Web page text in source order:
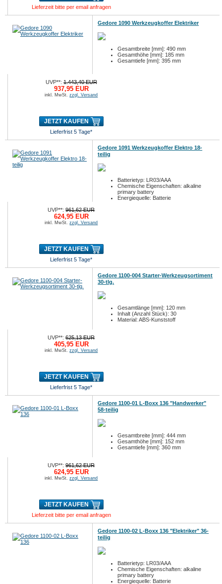
Lieferzeit bitte per email anfragen
Gedore 1090 Werkzeugkoffer Elektriker
Gesamtbreite [mm]: 490 mm
Gesamthöhe [mm]: 185 mm
Gesamtiefe [mm]: 395 mm
UVP**:1.443,40 EUR
937,95 EUR
inkl. MwSt.zzgl. Versand
JETZT KAUFEN
Lieferfrist 5 Tage*
Gedore 1091 Werkzeugkoffer Elektro 18-
teilig
Batterietyp: LR03/AAA
Chemische Eigenschaften: alkaline
primary battery
Energiequelle: Batterie
UVP**:961,62 EUR
624,95 EUR
inkl. MwSt.zzgl. Versand
JETZT KAUFEN
Lieferfrist 5 Tage*
Gedore 1100-004 Starter-Werkzeugsortiment
30-tlg.
Gesamtlänge [mm]: 120 mm
Inhalt (Anzahl Stück): 30
Material: ABS-Kunststoff
UVP**:625,13 EUR
405,95 EUR
inkl. MwSt.zzgl. Versand
JETZT KAUFEN
Lieferfrist 5 Tage*
Gedore 1100-01 L-Boxx 136 "Handwerker"
58-teilig
Gesamtbreite [mm]: 444 mm
Gesamthöhe [mm]: 152 mm
Gesamtiefe [mm]: 360 mm
UVP**:961,62 EUR
624,95 EUR
inkl. MwSt.zzgl. Versand
JETZT KAUFEN
Lieferzeit bitte per email anfragen
Gedore 1100-02 L-Boxx 136 "Elektriker" 36-
teilig
Batterietyp: LR03/AAA
Chemische Eigenschaften: alkaline
primary battery
Energiequelle: Batterie